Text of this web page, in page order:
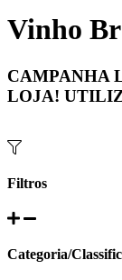
Vinho
CAMPANHA
LOJA!
Filtros
Categoria/